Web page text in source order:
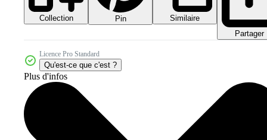
Collection Pin
Similaire
Partager
Licence Pro Standard
Qu'est-ce que c'est ?
Plus d'infos